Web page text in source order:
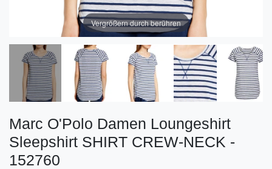
Vergrößern durch berühren
Marc O'Polo Damen Loungeshirt
Sleepshirt SHIRT CREW-NECK -
152760